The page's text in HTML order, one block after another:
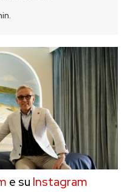
e su Instagram